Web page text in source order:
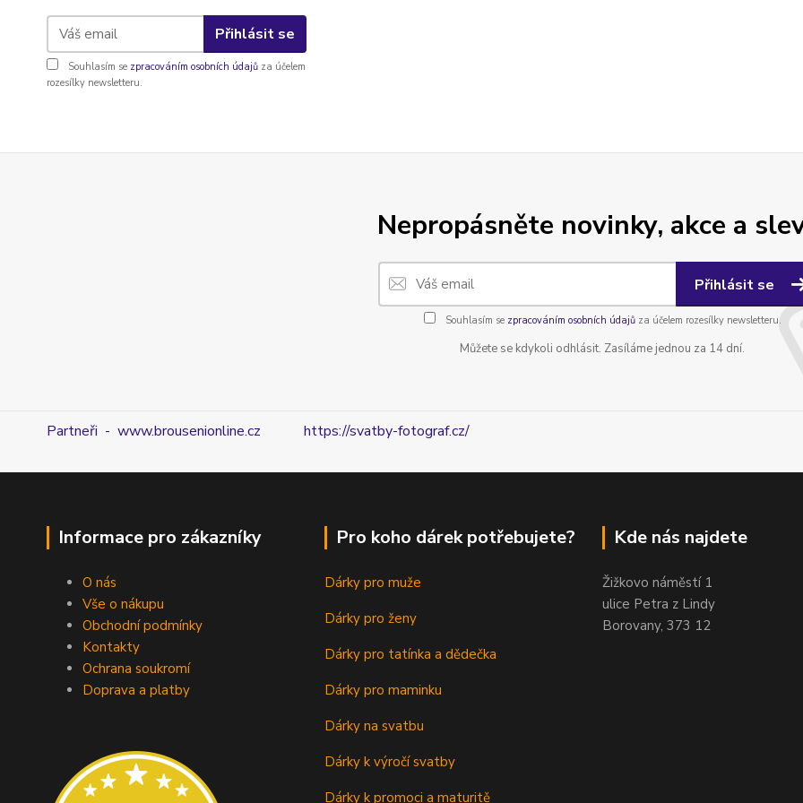
Přihlásit se
Souhlasím se zpracováním osobních údajů za účelem
rozesílky newsletteru.
Nepropásněte novinky, akce a
Přihlásit se
Souhlasím se zpracováním osobních údajůza účelem rozesílky newsletteru.
Můžete se kdykoli odhlásit. Zasíláme jednou za 14 dní.
Partneři - www.brousenionline.cz https://svatby-fotograf.cz/
Informace pro zákazníky
O nás
Vše o nákupu
Obchodní podmínky
Kontakty
Ochrana soukromí
Doprava a platby
Pro koho dárek potřebujete?
Dárky pro muže
Dárky pro ženy
Dárky pro tatínka a dědečka
Dárky pro maminku
Dárky na svatbu
Dárky k výročí svatby
Dárky k promoci a maturitě
Kde nás najdete
Žižkovo náměstí 1
ulice Petra z Lindy
Borovany, 373 12